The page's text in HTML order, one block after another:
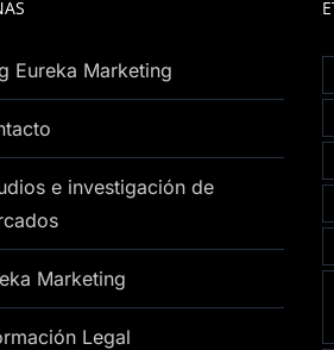
Eureka Marketing
e investigación de
Marketing
Legal